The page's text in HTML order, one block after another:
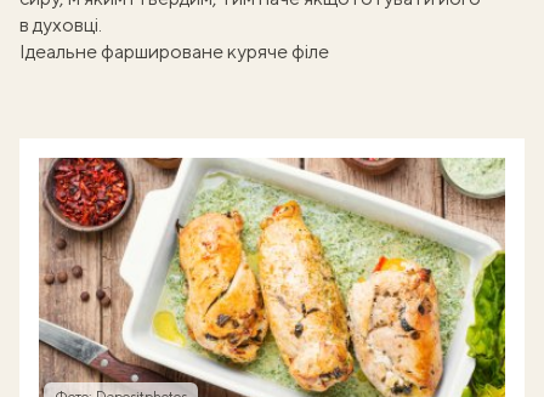
в духовці.
Ідеальне фаршироване куряче філе